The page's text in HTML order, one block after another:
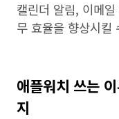
캘린더 알림, 이메
무 효율을 향상시킬
애플워치 쓰는
지